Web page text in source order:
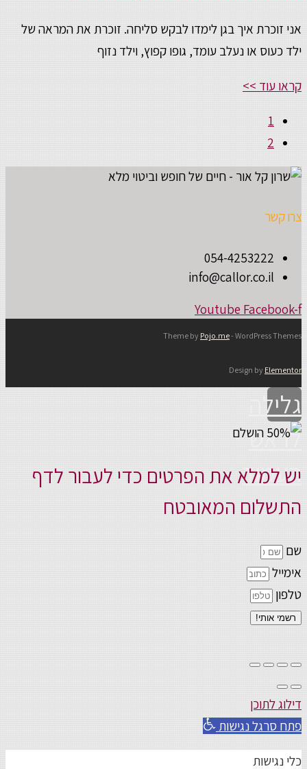
אני זוכרת איך בגן לימדו לבקש סליחה. זוכרת את המראה של
ילד כעוס או נעלב עומד, גופו קפוץ, וילד נזוף
קראו עוד >>
1
2
צרו קשר
054-4253222
info@callor.co.il
Youtube Facebook-f
Theme by Pojo.me- WordPress Themes
Design by Elementor
גלילה
לראש
העמוד
יש למלא את הפרטים כדי לעבור לדף
התשלום המאובטח
שם
אימייל
טלפון
רשמי אותי!
דילוג לתוכן
פתח סרגל נגישות
כלי נגישות